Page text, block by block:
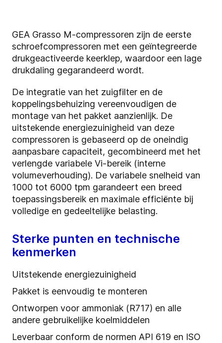
GEA Grasso M-compressoren zijn de eerste
schroefcompressoren met een geïntegreerde
drukgeactiveerde keerklep, waardoor een lage
drukdaling gegarandeerd wordt.
De integratie van het zuigfilter en de
koppelingsbehuizing vereenvoudigen de
montage van het pakket aanzienlijk. De
uitstekende energiezuinigheid van deze
compressoren is gebaseerd op de oneindig
aanpasbare capaciteit, gecombineerd met het
verlengde variabele Vi-bereik (interne
volumeverhouding). De variabele snelheid van
1000 tot 6000 tpm garandeert een breed
toepassingsbereik en maximale efficiënte bij
volledige en gedeeltelijke belasting.
Sterke punten en technische
kenmerken
Uitstekende energiezuinigheid
Pakket is eenvoudig te monteren
Ontworpen voor ammoniak (R717) en alle
andere gebruikelijke koelmiddelen
Leverbaar conform de normen API 619 en ISO